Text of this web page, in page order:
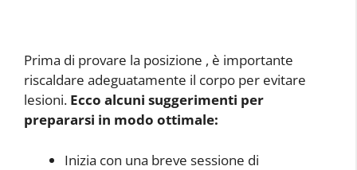
Prima di provare la posizione , è importante
riscaldare adeguatamente il corpo per evitare
lesioni. Ecco alcuni suggerimenti per
prepararsi in modo ottimale:
Inizia con una breve sessione di